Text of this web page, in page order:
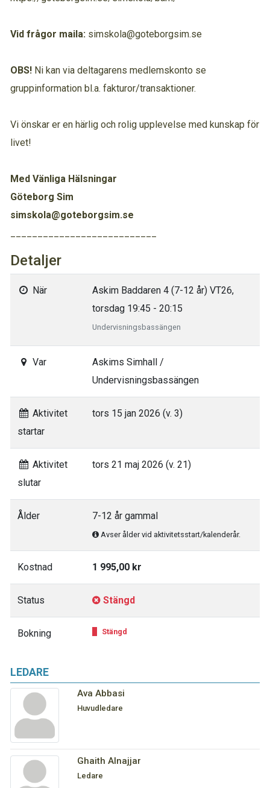
LEDARE
Ava Abbasi
Huvudledare
‪Ghaith Alnajjar
Ledare
Vid frågor maila: simskola@goteborgsim.se
OBS! Ni kan via deltagarens medlemskonto se
gruppinformation bl.a. fakturor/transaktioner.
Vi önskar er en härlig och rolig upplevelse med kunskap för
livet!
Med Vänliga Hälsningar
Göteborg Sim
simskola@goteborgsim.se
Detaljer
När
Askim Baddaren 4 (7-12 år) VT26,
torsdag 19:45 - 20:15
Undervisningsbassängen
Var
Askims Simhall /
Undervisningsbassängen
Aktivitet
startar
tors 15 jan 2026 (v. 3)
Aktivitet
slutar
tors 21 maj 2026 (v. 21)
Ålder 7-12 år gammal
Avser ålder vid aktivitetsstart/kalenderår.
Kostnad 1 995,00 kr
Status Stängd
Bokning Stängd